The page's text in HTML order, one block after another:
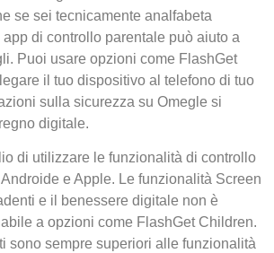
se sei tecnicamente analfabeta
di controllo parentale può aiuto a
Puoi usare opzioni come FlashGet
il tuo dispositivo al telefono di tuo
sulla sicurezza su Omegle si
digitale.
di utilizzare le funzionalità di controllo
e Apple. Le funzionalità Screen
e il benessere digitale non è
a opzioni come FlashGet Children.
sono sempre superiori alle funzionalità